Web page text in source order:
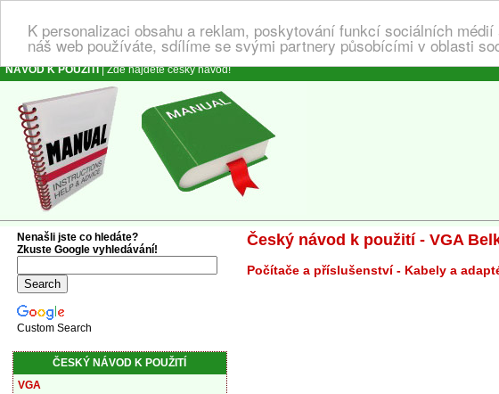
K personalizaci obsahu a reklam, poskytování funkcí sociálních
náš web používáte, sdílíme se svými partnery působícími v oblasti
NÁVOD K POUŽITÍ| Zde najdete český návod!
Český návod k použití - VGA
Počítače a příslušenství - Kabely a
Nenašli jste co hledáte?
Zkuste Google vyhledávání!
Custom Search
ČESKÝ NÁVOD K POUŽITÍ
VGA